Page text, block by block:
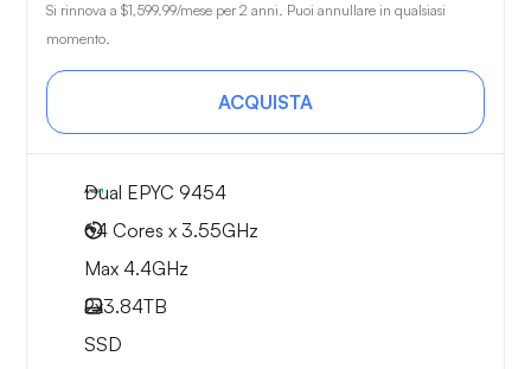
Si rinnova a $1,599.99/mese per 2 anni. Puoi annullare in qualsiasi
momento.
ACQUISTA
Dual EPYC 9454
64 Cores x 3.55GHz
Max 4.4GHz
2x3.84TB
SSD